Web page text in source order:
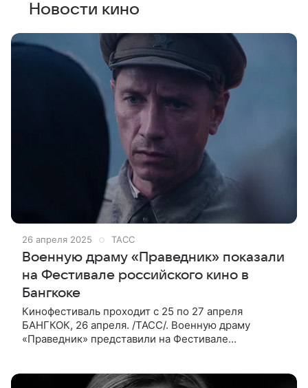
Новости кино
26 апреля 2025 ТАСС
Военную драму «Праведник» показали
на Фестивале российского кино в
Бангкоке
Кинофестиваль проходит с 25 по 27 апреля
БАНГКОК, 26 апреля. /ТАСС/. Военную драму
«Праведник» представили на Фестивале
генерального